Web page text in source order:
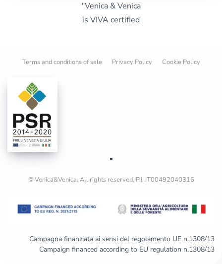
"Venica & Venica
is VIVA certified
Terms and conditions of sale Privacy Policy Cookie Policy
© Venica&Venica. All rights reserved. P.I. IT00492040316
Campagna finanziata ai sensi del regolamento UE n.1308/13
Campaign financed according to EU regulation n.1308/13